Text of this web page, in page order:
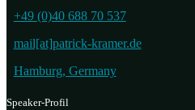
+49 (0)40 688 70 537
mail[at]patrick-kramer.de
Hamburg, Germany
Speaker-Profil